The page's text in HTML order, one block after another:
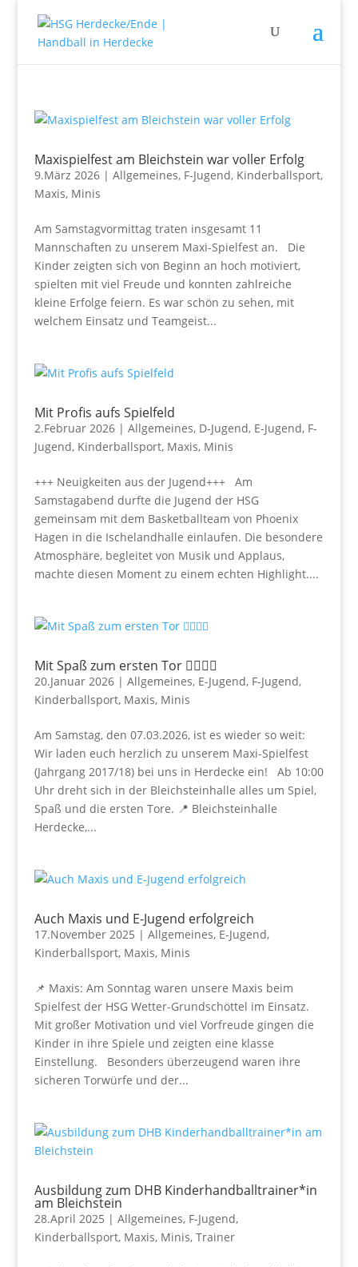
Maxispielfest am Bleichstein war voller Erfolg
9.März 2026| Allgemeines, F-Jugend, Kinderballsport,
Maxis, Minis
Am Samstagvormittag traten insgesamt 11
Mannschaften zu unserem Maxi-Spielfest an. Die
Kinder zeigten sich von Beginn an hoch motiviert,
spielten mit viel Freude und konnten zahlreiche
kleine Erfolge feiern. Es war schön zu sehen, mit
welchem Einsatz und Teamgeist...
Mit Profis aufs Spielfeld
2.Februar 2026| Allgemeines, D-Jugend, E-Jugend, F-
Jugend, Kinderballsport, Maxis, Minis
+++ Neuigkeiten aus der Jugend+++ Am
Samstagabend durfte die Jugend der HSG
gemeinsam mit dem Basketballteam von Phoenix
Hagen in die Ischelandhalle einlaufen. Die besondere
Atmosphäre, begleitet von Musik und Applaus,
machte diesen Moment zu einem echten Highlight....
Mit Spaß zum ersten Tor 🤾‍♀🤾‍♂
20.Januar 2026| Allgemeines, E-Jugend, F-Jugend,
Kinderballsport, Maxis, Minis
Am Samstag, den 07.03.2026, ist es wieder so weit:
Wir laden euch herzlich zu unserem Maxi-Spielfest
(Jahrgang 2017/18) bei uns in Herdecke ein! Ab 10:00
Uhr dreht sich in der Bleichsteinhalle alles um Spiel,
Spaß und die ersten Tore. 📍 Bleichsteinhalle
Herdecke,...
Auch Maxis und E-Jugend erfolgreich
17.November 2025 | Allgemeines, E-Jugend,
Kinderballsport, Maxis, Minis
📌 Maxis: Am Sonntag waren unsere Maxis beim
Spielfest der HSG Wetter-Grundschöttel im Einsatz.
Mit großer Motivation und viel Vorfreude gingen die
Kinder in ihre Spiele und zeigten eine klasse
Einstellung. Besonders überzeugend waren ihre
sicheren Torwürfe und der...
Ausbildung zum DHB Kinderhandballtrainer*in
am Bleichstein
28.April 2025 | Allgemeines, F-Jugend,
Kinderballsport, Maxis, Minis, Trainer